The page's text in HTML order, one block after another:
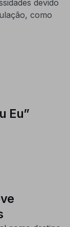
devido
como
Eu”